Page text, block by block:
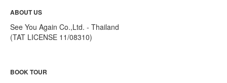
ABOUT US
See You Again Co.,Ltd. - Thailand
(TAT LICENSE 11/08310)
BOOK TOUR